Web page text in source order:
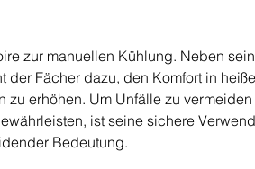
zur manuellen Kühlung. Neben
der Fächer dazu, den Komfort in
zu erhöhen. Um Unfälle zu
ist seine sichere
Bedeutung.